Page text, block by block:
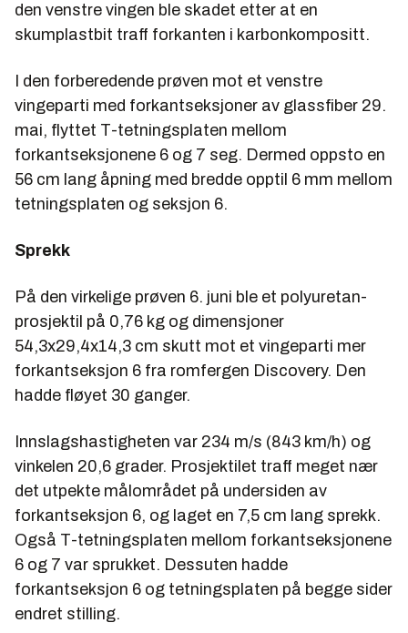
den venstre vingen ble skadet etter at en
skumplastbit traff forkanten i karbonkompositt.
I den forberedende prøven mot et venstre
vingeparti med forkantseksjoner av glassfiber 29.
mai, flyttet T-tetningsplaten mellom
forkantseksjonene 6 og 7 seg. Dermed oppsto en
56 cm lang åpning med bredde opptil 6 mm mellom
tetningsplaten og seksjon 6.
Sprekk
På den virkelige prøven 6. juni ble et polyuretan-
prosjektil på 0,76 kg og dimensjoner
54,3x29,4x14,3 cm skutt mot et vingeparti mer
forkantseksjon 6 fra romfergen Discovery. Den
hadde fløyet 30 ganger.
Innslagshastigheten var 234 m/s (843 km/h) og
vinkelen 20,6 grader. Prosjektilet traff meget nær
det utpekte målområdet på undersiden av
forkantseksjon 6, og laget en 7,5 cm lang sprekk.
Også T-tetningsplaten mellom forkantseksjonene
6 og 7 var sprukket. Dessuten hadde
forkantseksjon 6 og tetningsplaten på begge sider
endret stilling.